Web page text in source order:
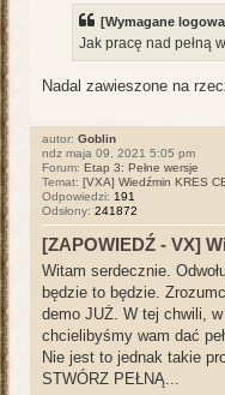
[Wymagane
Jak pracę nad pełną
Nadal zawieszone na
autor: Goblin
ndz maja 09, 2021 5:05 pm
Forum: Etap 3: Pełne wersje
Temat: [VXA] Wiedźmin KRES
Odpowiedzi: 191
Odsłony: 241872
[ZAPOWIEDŹ - VX]
Witam serdecznie.
będzie to będzie.
demo JUŻ. W tej chwili,
chcielibyśmy wam dać
Nie jest to jednak takie
STWÓRZ PEŁNĄ...